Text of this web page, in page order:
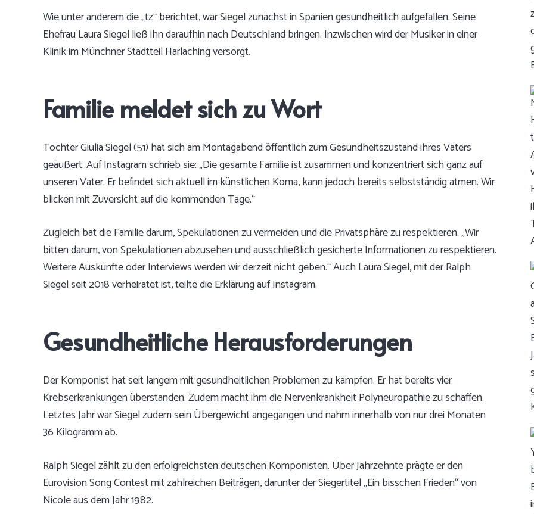
Wie unter anderem die „tz“ berichtet, war Siegel zunächst in Spanien gesundheitlich aufgefallen. Seine
Ehefrau Laura Siegel ließ ihn daraufhin nach Deutschland bringen. Inzwischen wird der Musiker in einer
Klinik im Münchner Stadtteil Harlaching versorgt.
Familie meldet sich zu Wort
Tochter Giulia Siegel (51) hat sich am Montagabend öffentlich zum Gesundheitszustand ihres Vaters
geäußert. Auf Instagram schrieb sie: „Die gesamte Familie ist zusammen und konzentriert sich ganz auf
unseren Vater. Er befindet sich aktuell im künstlichen Koma, kann jedoch bereits selbstständig atmen. Wir
blicken mit Zuversicht auf die kommenden Tage.“
Zugleich bat die Familie darum, Spekulationen zu vermeiden und die Privatsphäre zu respektieren. „Wir
bitten darum, von Spekulationen abzusehen und ausschließlich gesicherte Informationen zu respektieren.
Weitere Auskünfte oder Interviews werden wir derzeit nicht geben.“ Auch Laura Siegel, mit der Ralph
Siegel seit 2018 verheiratet ist, teilte die Erklärung auf Instagram.
Gesundheitliche Herausforderungen
Der Komponist hat seit langem mit gesundheitlichen Problemen zu kämpfen. Er hat bereits vier
Krebserkrankungen überstanden. Zudem macht ihm die Nervenkrankheit Polyneuropathie zu schaffen.
Letztes Jahr war Siegel zudem sein Übergewicht angegangen und nahm innerhalb von nur drei Monaten
36 Kilogramm ab.
Ralph Siegel zählt zu den erfolgreichsten deutschen Komponisten. Über Jahrzehnte prägte er den
Eurovision Song Contest mit zahlreichen Beiträgen, darunter der Siegertitel „Ein bisschen Frieden“ von
Nicole aus dem Jahr 1982.